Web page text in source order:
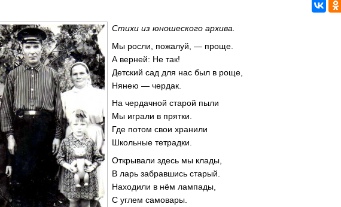
Стихи из юношеского архива.
Мы росли, пожалуй, — проще.
А верней: Не так!
Детский сад для нас был в роще,
Нянею — чердак.
На чердачной старой пыли
Мы играли в прятки.
Где потом свои хранили
Школьные тетрадки.
Открывали здесь мы клады,
В ларь забравшись старый.
Находили в нём лампады,
С углем самовары.